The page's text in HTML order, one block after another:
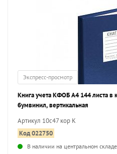
Экспресс-просмотр
Книга учета КФОБ А4 144 листа в
бумвинил, вертикальная
Артикул 10с47 кор К
Код 022750
В наличии на центральном